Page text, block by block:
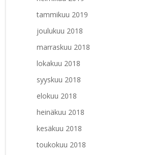
tammikuu 2019
joulukuu 2018
marraskuu 2018
lokakuu 2018
syyskuu 2018
elokuu 2018
heinäkuu 2018
kesäkuu 2018
toukokuu 2018